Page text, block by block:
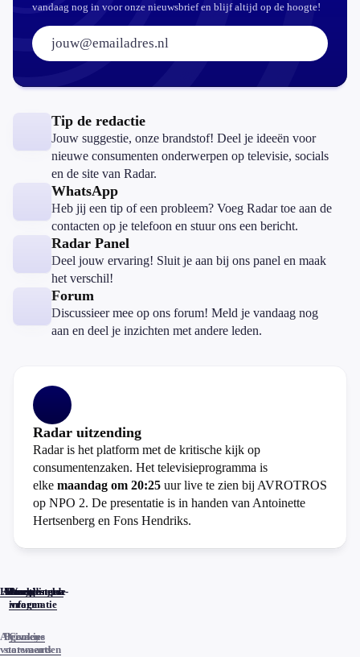
vandaag nog in voor onze nieuwsbrief en blijf altijd op de hoogte!
E-mailadres:
Tip de redactie
Jouw suggestie, onze brandstof! Deel je ideeën voor
nieuwe consumenten onderwerpen op televisie, socials
en de site van Radar.
WhatsApp
Heb jij een tip of een probleem? Voeg Radar toe aan de
contacten op je telefoon en stuur ons een bericht.
Radar Panel
Deel jouw ervaring! Sluit je aan bij ons panel en maak
het verschil!
Forum
Discussieer mee op ons forum! Meld je vandaag nog
aan en deel je inzichten met andere leden.
Radar uitzending
Radar is het platform met de kritische kijk op
consumentenzaken. Het televisieprogramma is
elke maandag om 20:25 uur live te zien bij AVROTROS
op NPO 2. De presentatie is in handen van Antoinette
Hertsenberg en Fons Hendriks.
Home
Actueel
Uitzendingen
Reacties
Programma-
informatie
Veelgestelde
vragen
Algemene
voorwaarden
Privacy
statements
Cookies